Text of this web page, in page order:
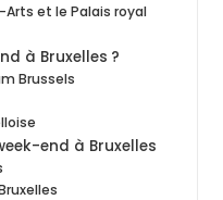
Arts et le Palais royal
à Bruxelles ?
Brussels
end à Bruxelles